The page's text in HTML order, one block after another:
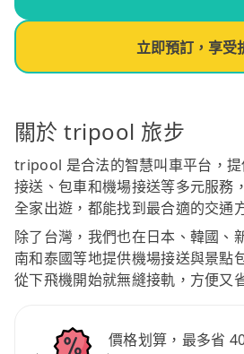
立即預訂，享受
關於 tripool 旅步
tripool 是合法的智慧叫車平台，
接送、包車和機場接送等多元服務
全家出遊，都能找到最合適的交通
除了台灣，我們也在日本、韓國、
南和泰國等地提供機場接送與景點
從下飛機開始就無縫接軌，方便又
價格划算，最多省